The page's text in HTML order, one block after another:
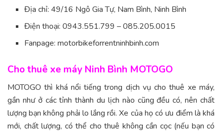
Địa chỉ: 49/16 Ngô Gia Tự, Nam Bình, Ninh Bình
Điện thoại: 0943.551.799 – 085.205.0015
Fanpage: motorbikeforrentninhbinh.com
Cho thuê xe máy Ninh Bình MOTOGO
MOTOGO thì khá nổi tiếng trong dịch vụ cho thuê xe máy,
gần như ở các tỉnh thành du lịch nào cũng đều có, nên chất
lượng bạn không phải lo lắng rồi. Xe của họ có ưu điểm là khá
mới, chất lượng, có thể cho thuê không cần cọc (nếu bạn có